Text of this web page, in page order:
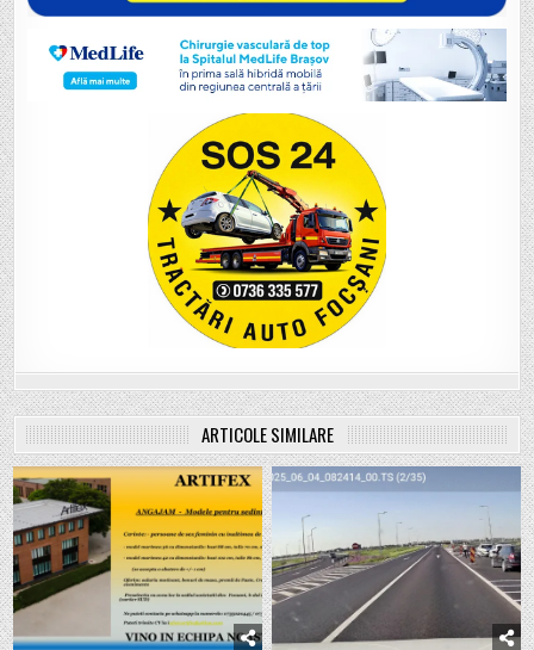
ARTICOLE SIMILARE